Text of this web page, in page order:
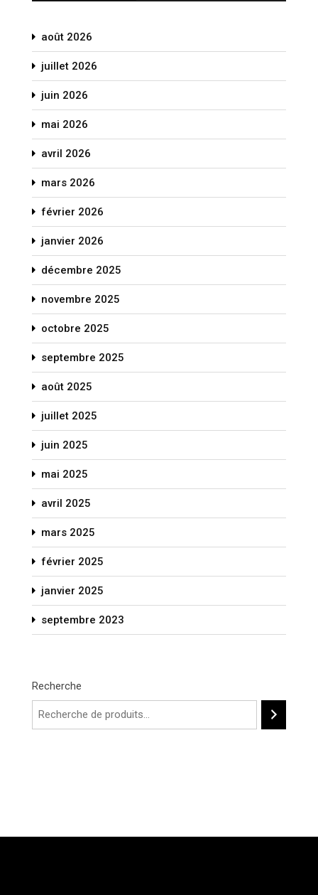
août 2026
juillet 2026
juin 2026
mai 2026
avril 2026
mars 2026
février 2026
janvier 2026
décembre 2025
novembre 2025
octobre 2025
septembre 2025
août 2025
juillet 2025
juin 2025
mai 2025
avril 2025
mars 2025
février 2025
janvier 2025
septembre 2023
Recherche